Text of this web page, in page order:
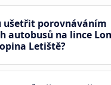
ušetřit porovnáváním
autobusů na lince
Letiště?